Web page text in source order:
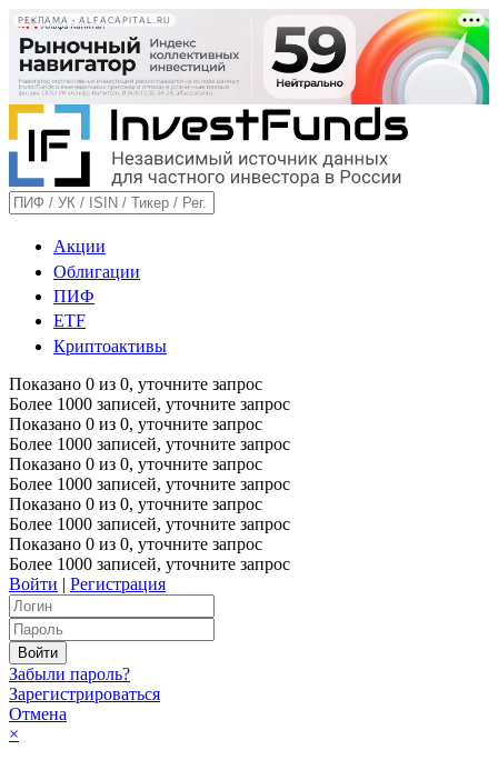
РЕКЛАМА • ALFACAPITAL.RU
Акции
Облигации
ПИФ
ETF
Криптоактивы
Показано 0 из 0, уточните запрос
Более 1000 записей, уточните запрос
Показано 0 из 0, уточните запрос
Более 1000 записей, уточните запрос
Показано 0 из 0, уточните запрос
Более 1000 записей, уточните запрос
Показано 0 из 0, уточните запрос
Более 1000 записей, уточните запрос
Показано 0 из 0, уточните запрос
Более 1000 записей, уточните запрос
Войти | Регистрация
Забыли пароль?
Зарегистрироваться
Отмена
×